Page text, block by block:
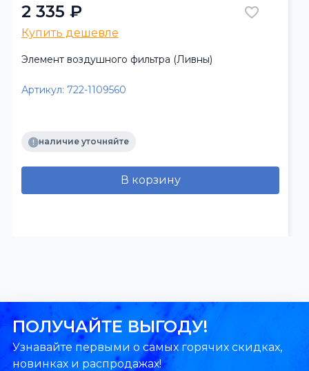
2 335 ₽
Купить дешевле
Элемент воздушного фильтра (Ливны)
Артикул: 722-1109560
наличие уточняйте
В корзину
ПОЛУЧАЙТЕ ВЫГОДУ!
Узнавайте первыми о самых горячих скидках,
новинках и распродажах!